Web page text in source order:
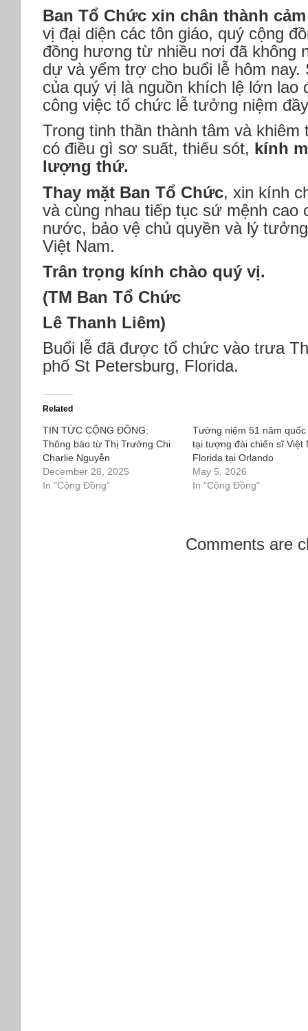
Ban Tổ Chức xin chân thành
vị đại diện các tôn giáo, quý cộng
đồng hương từ nhiều nơi đã không
dự và yểm trợ cho buổi lễ hôm nay.
của quý vị là nguồn khích lệ lớn lao
công việc tổ chức lễ tưởng niệm
Trong tinh thần thành tâm và
có điều gì sơ suất, thiếu sót, kính
lượng thứ.
Thay mặt Ban Tổ Chức, xin kính
và cùng nhau tiếp tục sứ mệnh cao
nước, bảo vệ chủ quyền và lý
Việt Nam.
Trân trọng kính chào quý vị.
(TM Ban Tổ Chức
Lê Thanh Liêm)
Buổi lễ đã được tổ chức vào trưa
phố St Petersburg, Florida.
Related
TIN TỨC CỘNG ĐỒNG:
Thông báo từ Thị Trưởng Chi
Charlie Nguyễn
December 28, 2025
In "Cộng Đồng"
Tưởng niệm 51 năm
tại tượng đài chiến sĩ Việt
Florida tại Orlando
May 5, 2026
In "Cộng Đồng"
Comments are